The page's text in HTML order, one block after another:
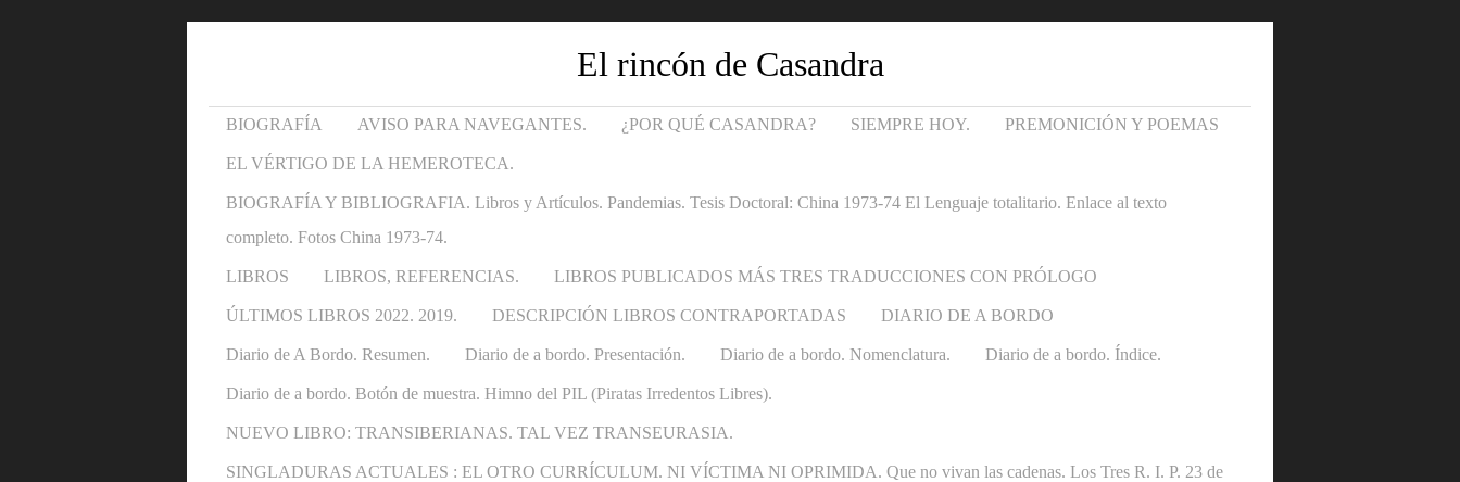
El rincón de Casandra
BIOGRAFÍA AVISO PARA NAVEGANTES. ¿POR QUÉ CASANDRA? SIEMPRE HOY. PREMONICIÓN Y POEMAS
EL VÉRTIGO DE LA HEMEROTECA.
BIOGRAFÍA Y BIBLIOGRAFIA. Libros y Artículos. Pandemias. Tesis Doctoral: China 1973-74 El Lenguaje totalitario. Enlace al texto
completo. Fotos China 1973-74.
LIBROS LIBROS, REFERENCIAS. LIBROS PUBLICADOS MÁS TRES TRADUCCIONES CON PRÓLOGO
ÚLTIMOS LIBROS 2022. 2019. DESCRIPCIÓN LIBROS CONTRAPORTADAS DIARIO DE A BORDO
Diario de A Bordo. Resumen. Diario de a bordo. Presentación. Diario de a bordo. Nomenclatura. Diario de a bordo. Índice.
Diario de a bordo. Botón de muestra. Himno del PIL (Piratas Irredentos Libres).
NUEVO LIBRO: TRANSIBERIANAS. TAL VEZ TRANSEURASIA.
SINGLADURAS ACTUALES : EL OTRO CURRÍCULUM. NI VÍCTIMA NI OPRIMIDA. Que no vivan las cadenas. Los Tres R. I. P. 23 de